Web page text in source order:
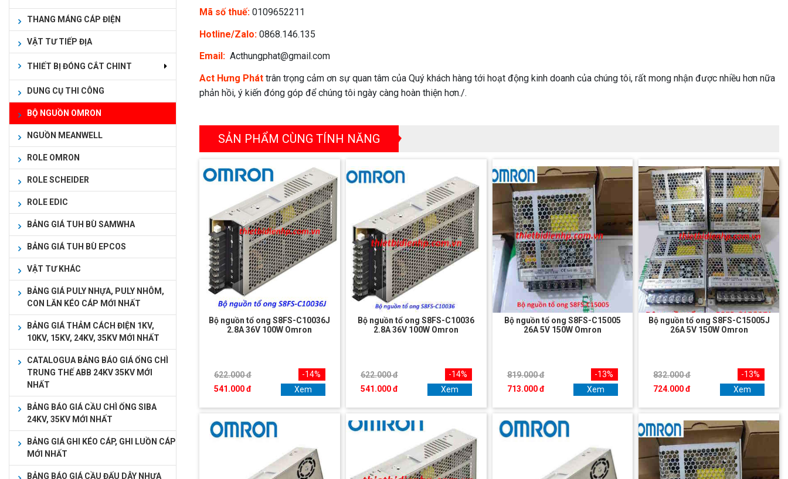
THANG MÁNG CÁP ĐIỆN
VẬT TƯ TIẾP ĐỊA
THIẾT BỊ ĐÓNG CẮT CHINT
DUNG CỤ THI CÔNG
BỘ NGUỒN OMRON
NGUỒN MEANWELL
ROLE OMRON
ROLE SCHEIDER
ROLE EDIC
BẢNG GIÁ TUH BÙ SAMWHA
BẢNG GIÁ TUH BÙ EPCOS
VẬT TƯ KHÁC
BẢNG GIÁ PULY NHỰA, PULY NHÔM,
CON LĂN KÉO CÁP MỚI NHẤT
BẢNG GIÁ THẢM CÁCH ĐIỆN 1KV,
10KV, 15KV, 24KV, 35KV MỚI NHẤT
CATALOGUA BẢNG BÁO GIÁ ỐNG CHÌ
TRUNG THẾ ABB 24KV 35KV MỚI
NHẤT
BẢNG BÁO GIÁ CẦU CHÌ ỐNG SIBA
24KV, 35KV MỚI NHẤT
BẢNG GIÁ GHI KÉO CÁP, GHI LUỒN CÁP
MỚI NHẤT
BẢNG BÁO GIÁ CẦU ĐẤU DÂY NHỰA
Mã số thuế: 0109652211
Hotline/Zalo: 0868.146.135
Email: Acthungphat@gmail.com
Act Hưng Phát trân trọng cảm ơn sự quan tâm của Quý khách hàng tới hoạt động kinh doanh của chúng tôi, rất mong nhận được nhiều hơn nữa
phản hồi, ý kiến đóng góp để chúng tôi ngày càng hoàn thiện hơn./.
SẢN PHẨM CÙNG TÍNH NĂNG
Bộ nguồn tổ ong S8FS-C10036J
2.8A 36V 100W Omron
622.000 đ
541.000 đ
-14%
Xem
Bộ nguồn tổ ong S8FS-C10036
2.8A 36V 100W Omron
622.000 đ
541.000 đ
-14%
Xem
Bộ nguồn tổ ong S8FS-C15005
26A 5V 150W Omron
819.000 đ
713.000 đ
-13%
Xem
Bộ nguồn tổ ong S8FS-C15005J
26A 5V 150W Omron
832.000 đ
724.000 đ
-13%
Xem